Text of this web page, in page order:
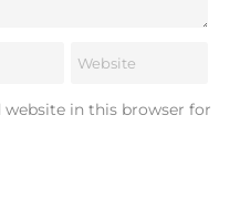
website in this browser for